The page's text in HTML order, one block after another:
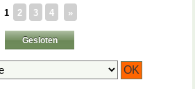
1 2 3 4 »
Gesloten